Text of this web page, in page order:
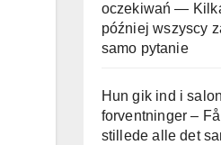
oczekiwań —
później wszyscy
samo pytanie
Hun gik ind i
forventninger –
stillede alle det